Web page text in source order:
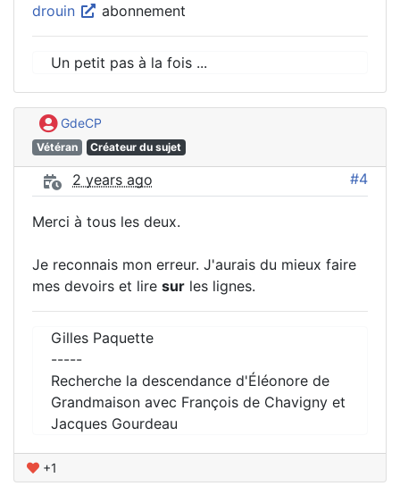
drouin
abonnement
Un petit pas à la fois ...
GdeCP
Vétéran Créateur du sujet
2 years ago #4
Merci à tous les deux.
Je reconnais mon erreur. J'aurais du mieux faire
mes devoirs et lire sur les lignes.
Gilles Paquette
-----
Recherche la descendance d'Éléonore de
Grandmaison avec François de Chavigny et
Jacques Gourdeau
+1